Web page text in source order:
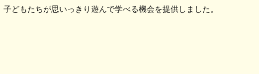
子どもたちが思いっきり遊んで学べる機会を提供しました。